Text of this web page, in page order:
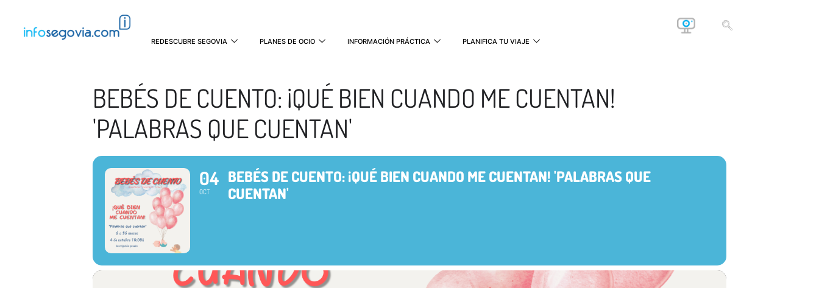
REDESCUBRE SEGOVIA PLANES DE OCIO INFORMACIÓN PRÁCTICA PLANIFICA TU VIAJE
BEBÉS DE CUENTO: ¡QUÉ BIEN CUANDO ME CUENTAN!
'PALABRAS QUE CUENTAN'
04
OCT
BEBÉS DE CUENTO: ¡QUÉ BIEN CUANDO ME CUENTAN! 'PALABRAS QUE
CUENTAN'